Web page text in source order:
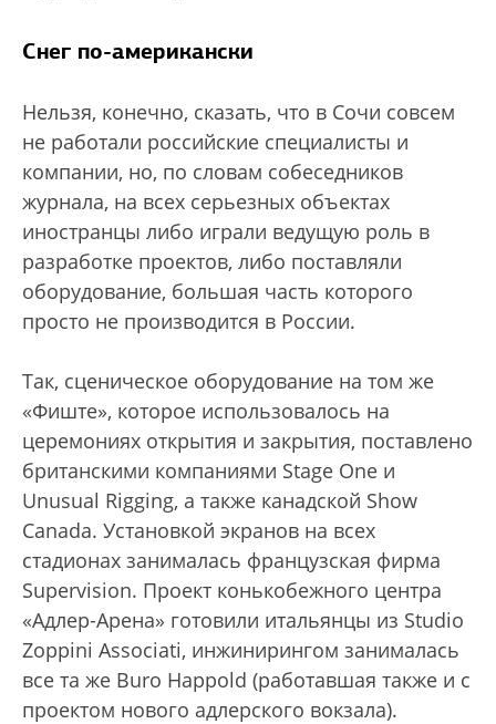
Снег по-американски
Нельзя, конечно, сказать, что в Сочи совсем
не работали российские специалисты и
компании, но, по словам собеседников
журнала, на всех серьезных объектах
иностранцы либо играли ведущую роль в
разработке проектов, либо поставляли
оборудование, большая часть которого
просто не производится в России.
Так, сценическое оборудование на том же
«Фиште», которое использовалось на
церемониях открытия и закрытия, поставлено
британскими компаниями Stage One и
Unusual Rigging, а также канадской Show
Canada. Установкой экранов на всех
стадионах занималась французская фирма
Supervision. Проект конькобежного центра
«Адлер-Арена» готовили итальянцы из Studio
Zoppini Associati, инжинирингом занималась
все та же Buro Happold (работавшая также и с
проектом нового адлерского вокзала).